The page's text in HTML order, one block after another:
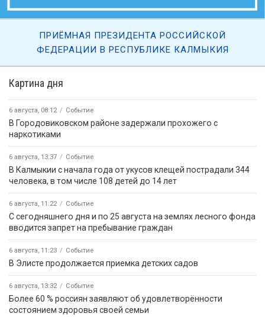
Картина дня
6 августа, 08:12 Событие
В Городовиковском районе задержали прохожего с
наркотиками
6 августа, 13:37 Событие
В Калмыкии с начала года от укусов клещей пострадали 344
человека, в том числе 108 детей до 14 лет
6 августа, 11:22 Событие
С сегодняшнего дня и по 25 августа на землях лесного фонда
вводится запрет на пребывание граждан
6 августа, 11:23 Событие
В Элисте продолжается приемка детских садов
6 августа, 13:32 Событие
Более 60 % россиян заявляют об удовлетворённости
состоянием здоровья своей семьи
ПРИЁМНАЯ ПРЕЗИДЕНТА РОССИЙСКОЙ
ФЕДЕРАЦИИ В РЕСПУБЛИКЕ КАЛМЫКИЯ